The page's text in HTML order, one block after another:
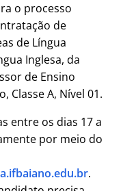
o processo
de
de Língua
Inglesa, da
de Ensino
Classe A, Nível 01.
entre os dias 17 a
por meio do
.